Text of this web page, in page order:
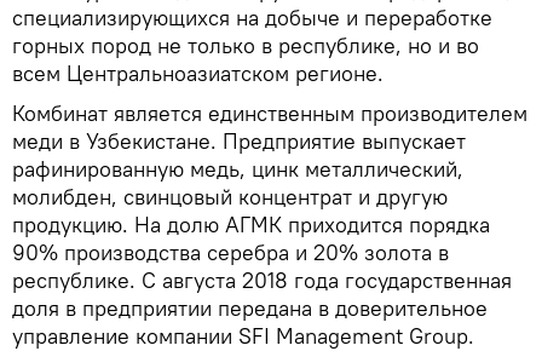
специализирующихся на добыче и переработке
горных пород не только в республике, но и во
всем Центральноазиатском регионе.
Комбинат является единственным производителем
меди в Узбекистане. Предприятие выпускает
рафинированную медь, цинк металлический,
молибден, свинцовый концентрат и другую
продукцию. На долю АГМК приходится порядка
90% производства серебра и 20% золота в
республике. С августа 2018 года государственная
доля в предприятии передана в доверительное
управление компании SFI Management Group.